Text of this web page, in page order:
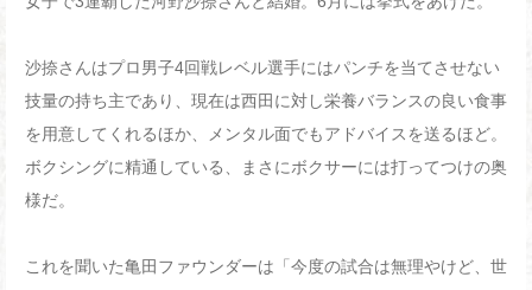
沙捺さんはプロ男子4回戦レベル選手にはパンチを当てさせない
技量の持ち主であり、現在は西田に対し栄養バランスの良い食事
を用意してくれるほか、メンタル面でもアドバイスを送るほど。
ボクシングに精通している、まさにボクサーには打ってつけの奥
様だ。
これを聞いた亀田ファウンダーは「今度の試合は無理やけど、世